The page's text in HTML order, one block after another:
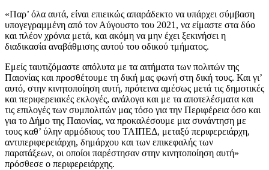
«Παρ’ όλα αυτά, είναι επιεικώς απαράδεκτο να υπάρχει σύμβαση
υπογεγραμμένη από τον Αύγουστο του 2021, να είμαστε στα δύο
και πλέον χρόνια μετά, και ακόμη να μην έχει ξεκινήσει η
διαδικασία αναβάθμισης αυτού του οδικού τμήματος.
Εμείς ταυτιζόμαστε απόλυτα με τα αιτήματα των πολιτών της
Παιονίας και προσθέτουμε τη δική μας φωνή στη δική τους. Και γι’
αυτό, στην κινητοποίηση αυτή, πρότεινα αμέσως μετά τις δημοτικές
και περιφερειακές εκλογές, ανάλογα και με τα αποτελέσματα και
τις επιλογές των συμπολιτών μας τόσο για την Περιφέρεια όσο και
για το Δήμο της Παιονίας, να προκαλέσουμε μια συνάντηση με
τους καθ’ ύλην αρμόδιους του ΤΑΙΠΕΔ, μεταξύ περιφερειάρχη,
αντιπεριφερειάρχη, δημάρχου και των επικεφαλής των
παρατάξεων, οι οποίοι παρέστησαν στην κινητοποίηση αυτή»
πρόσθεσε ο περιφερειάρχης.